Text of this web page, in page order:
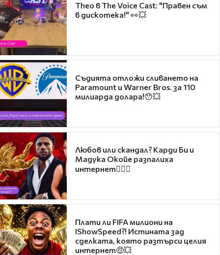
Theo в The Voice Cast: "Правен съм
в дискотека!" 👀💥
Съдията отложи сливането на
Paramount и Warner Bros. за 110
милиарда долара!😯💥
Любов или скандал? Карди Би и
Мадука Окойе разпалиха
интернет❤️‍🔥🔥
Плати ли FIFA милиони на
IShowSpeed?! Истината зад
сделката, която разтърси целия
интернет🤑💥